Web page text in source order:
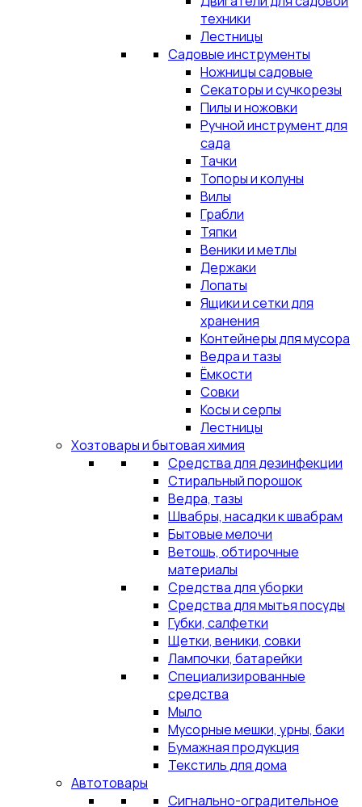
техники
Лестницы
Садовые инструменты
Ножницы садовые
Секаторы и сучкорезы
Пилы и ножовки
Ручной инструмент для
сада
Тачки
Топоры и колуны
Вилы
Грабли
Тяпки
Веники и метлы
Держаки
Лопаты
Ящики и сетки для
хранения
Контейнеры для мусора
Ведра и тазы
Ёмкости
Совки
Косы и серпы
Лестницы
Хозтовары и бытовая химия
Средства для дезинфекции
Стиральный порошок
Ведра, тазы
Швабры, насадки к швабрам
Бытовые мелочи
Ветошь, обтирочные
материалы
Средства для уборки
Средства для мытья посуды
Губки, салфетки
Щетки, веники, совки
Лампочки, батарейки
Специализированные
средства
Мыло
Мусорные мешки, урны, баки
Бумажная продукция
Текстиль для дома
Автотовары
Сигнально-оградительное